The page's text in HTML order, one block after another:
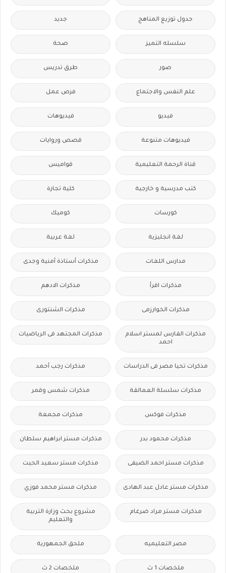
جدول توزيع المناهج جديد
سلسله التميز صحة
صور طرق تدريس
علم النفس والاجتماع فرص عمل
فيديو فيديوهات
فيديوهات متنوعة قصص وروايات
قناة الرحمة التعليمية قواميس
كتب مدرسية و خارجية كلية تجارة
كورسات كوميك
لغة انجليزية لغة عربية
مدارس اللغات مذكرات أستاذة أمنية وجدى
مذكرات اقرأ مذكرات الادهم
مذكرات الخوارزمى مذكرات الشنتورى
مذكرات الفارس لمستر اسلام
احمد
مذكرات المجتهد فى الرياضيات
مذكرات تحيا مصر فى الدراسات مذكرات رجب أحمد
مذكرات سلسلة العمالقة مذكرات شمس وقمر
مذكرات فوكس مذكرات مجمعة
مذكرات محمود بدر مذكرات مستر ابراهيم سلطان
مذكرات مستر احمد الضيفى مذكرات مستر سعيد الحيت
مذكرات مستر عادل عبد الهادى مذكرات مستر محمد فوزي
مذكرات مستر مراد ضرغام
مشروع بحث وزارة التربية
والتعليم
مصر التعليميه ملحق الجمهورية
ملخصات 1 ث ملخصات 2 ث